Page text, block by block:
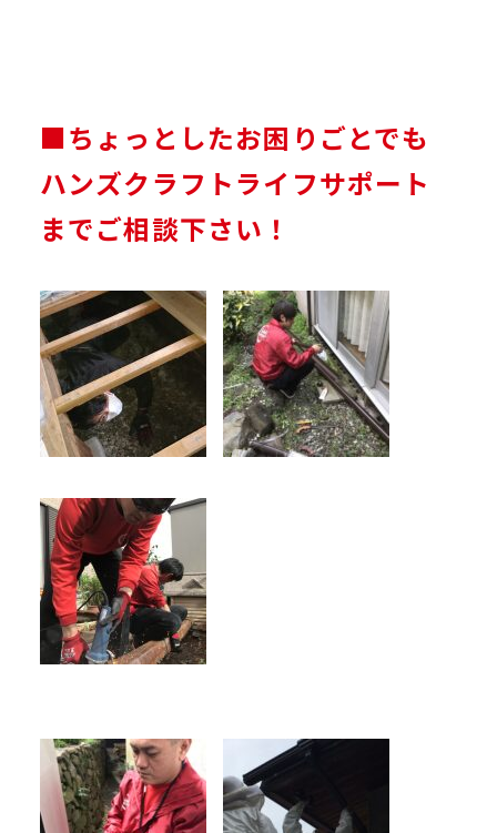
■ちょっとしたお困りごとでも
ハンズクラフトライフサポート
までご相談下さい！